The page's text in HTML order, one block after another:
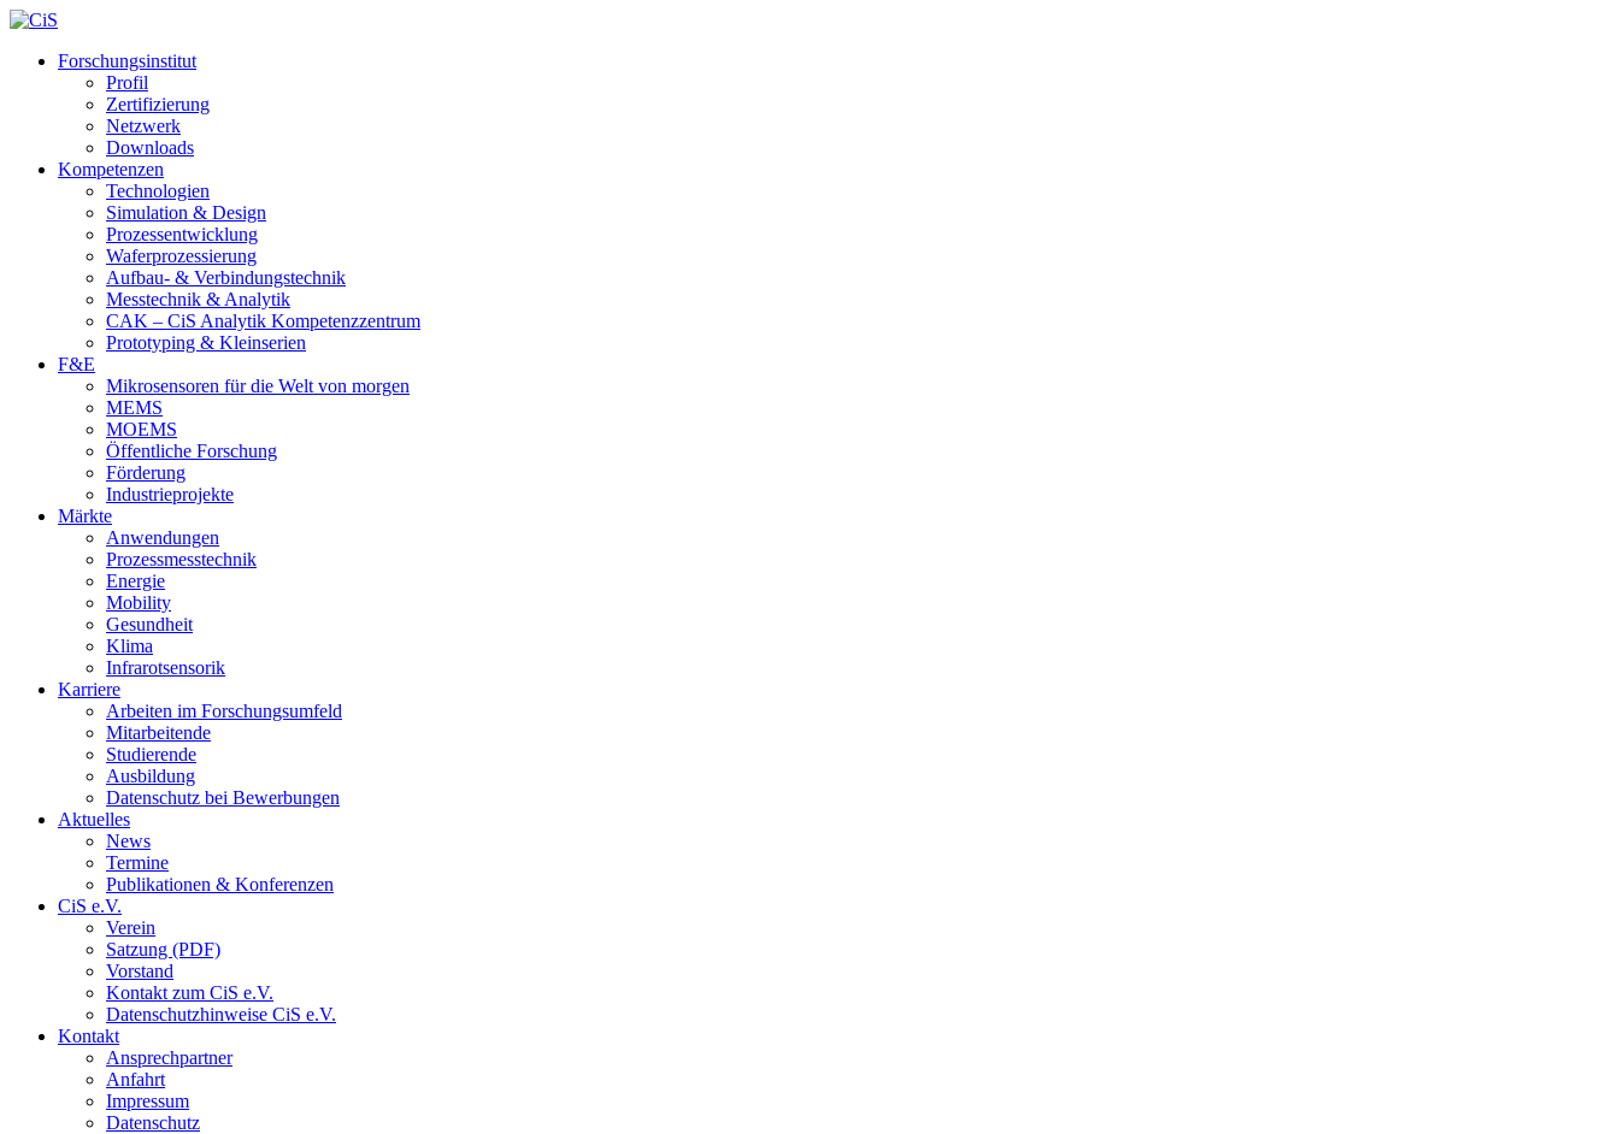
Forschungsinstitut
Profil
Zertifizierung
Netzwerk
Downloads
Kompetenzen
Technologien
Simulation & Design
Prozessentwicklung
Waferprozessierung
Aufbau- & Verbindungstechnik
Messtechnik & Analytik
CAK – CiS Analytik Kompetenzzentrum
Prototyping & Kleinserien
F&E
Mikrosensoren für die Welt von morgen
MEMS
MOEMS
Öffentliche Forschung
Förderung
Industrieprojekte
Märkte
Anwendungen
Prozessmesstechnik
Energie
Mobility
Gesundheit
Klima
Infrarotsensorik
Karriere
Arbeiten im Forschungsumfeld
Mitarbeitende
Studierende
Ausbildung
Datenschutz bei Bewerbungen
Aktuelles
News
Termine
Publikationen & Konferenzen
CiS e.V.
Verein
Satzung (PDF)
Vorstand
Kontakt zum CiS e.V.
Datenschutzhinweise CiS e.V.
Kontakt
Ansprechpartner
Anfahrt
Impressum
Datenschutz